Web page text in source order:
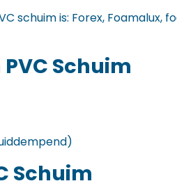
schuim is: Forex, Foamalux,
Schuim
Schuim